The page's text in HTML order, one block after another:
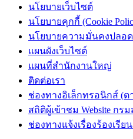
นโยบายเว็บไซต์
นโยบายคุกกี้ (Cookie
นโยบายความมั่นคงปลอ
แผนผังเว็บไซต์
แผนที่สำนักงานใหญ่
ติดต่อเรา
ช่องทางอิเล็กทรอนิกส์ (ต
สถิติผู้เข้าชม Website กร
ช่องทางแจ้งเรื่องร้องเรี